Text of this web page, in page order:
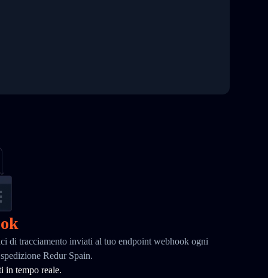
di tracciamento inviati al tuo endpoint webhook ogni
Redur Spain.
in tempo reale.